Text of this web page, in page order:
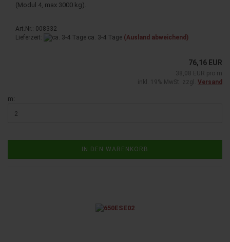
(Modul 4, max 3000 kg).
Art.Nr.: 008332
Lieferzeit:
ca. 3-4 Tage (Ausland abweichend)
76,16 EUR
38,08 EUR pro m
inkl. 19% MwSt. zzgl. Versand
m:
IN DEN WARENKORB